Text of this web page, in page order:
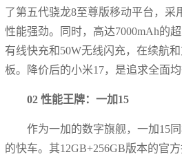
了第五代骁龙8至尊版移动平台，采
性能强劲。同时，高达7000mAh的
有线快充和50W无线闪充，在续航
板。降价后的小米17，是追求全面
02 性能王牌：一加15
作为一加的数字旗舰，一加15
的快车。其12GB+256GB版本的官